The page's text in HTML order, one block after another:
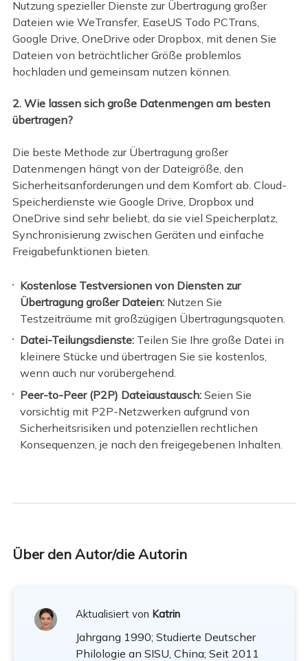
Nutzung spezieller Dienste zur Übertragung großer
Dateien wie WeTransfer, EaseUS Todo PCTrans,
Google Drive, OneDrive oder Dropbox, mit denen Sie
Dateien von beträchtlicher Größe problemlos
hochladen und gemeinsam nutzen können.
2. Wie lassen sich große Datenmengen am besten
übertragen?
Die beste Methode zur Übertragung großer
Datenmengen hängt von der Dateigröße, den
Sicherheitsanforderungen und dem Komfort ab. Cloud-
Speicherdienste wie Google Drive, Dropbox und
OneDrive sind sehr beliebt, da sie viel Speicherplatz,
Synchronisierung zwischen Geräten und einfache
Freigabefunktionen bieten.
Kostenlose Testversionen von Diensten zur
Übertragung großer Dateien: Nutzen Sie
Testzeiträume mit großzügigen Übertragungsquoten.
Datei-Teilungsdienste: Teilen Sie Ihre große Datei in
kleinere Stücke und übertragen Sie sie kostenlos,
wenn auch nur vorübergehend.
Peer-to-Peer (P2P) Dateiaustausch: Seien Sie
vorsichtig mit P2P-Netzwerken aufgrund von
Sicherheitsrisiken und potenziellen rechtlichen
Konsequenzen, je nach den freigegebenen Inhalten.
Über den Autor/die Autorin
Aktualisiert von Katrin
Jahrgang 1990; Studierte Deutscher
Philologie an SISU, China; Seit 2011